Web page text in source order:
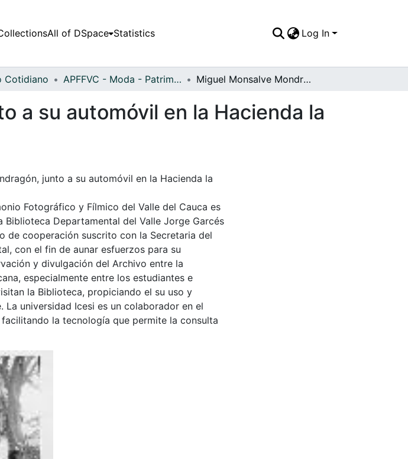
All of DSpace Statistics Log In
Cotidiano APFFVC - Moda - Patrimonial Miguel Monsalve Mondragón, junto a su automóvil en la Hacienda la Esmeralda
a su automóvil en la Hacienda la
junto a su automóvil en la Hacienda la
Fotográfico y Fílmico del Valle del Cauca es
Biblioteca Departamental del Valle Jorge Garcés
de cooperación suscrito con la Secretaria del
con el fin de aunar esfuerzos para su
y divulgación del Archivo entre la
especialmente entre los estudiantes e
la Biblioteca, propiciando el su uso y
La universidad Icesi es un colaborador en el
la tecnología que permite la consulta